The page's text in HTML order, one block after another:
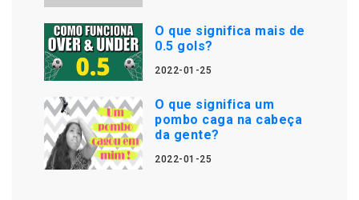
O que significa mais de
0.5 gols?
2022-01-25
O que significa um
pombo caga na cabeça
da gente?
2022-01-25